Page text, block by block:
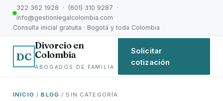
322 362 1928 · (601) 310 9287 ·
info@gestionlegalcolombia.com
Consulta inicial gratuita · Bogotá y toda Colombia
DC
Divorcio en
Colombia
ABOGADOS DE FAMILIA
Solicitar
cotización
INICIO /BLOG / SIN CATEGORÍA